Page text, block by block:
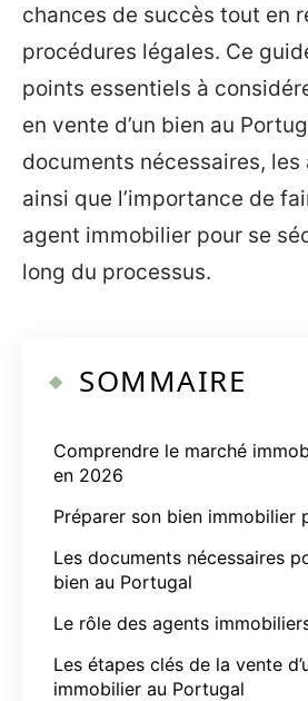
chances de succès tout en
procédures légales. Ce
points essentiels à
en vente d’un bien au
documents nécessaires,
ainsi que l’importance de
agent immobilier pour se
long du processus.
SOMMAIRE
Comprendre le marché
en 2026
Préparer son bien immobilier
Les documents nécessaires
bien au Portugal
Le rôle des agents
Les étapes clés de la vente
immobilier au Portugal